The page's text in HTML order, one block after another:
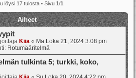
löysi 17 tulosta • Sivu 1/1
Aiheet
Kiia « Ma Loka 21, 2024 3:08 pm
Rotumääritelmä
tulkinta 5; turkki, koko,